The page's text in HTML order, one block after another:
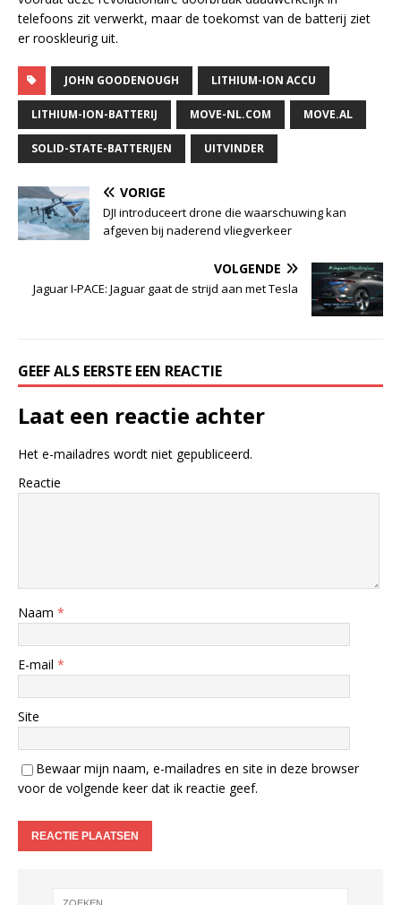
telefoons zit verwerkt, maar de toekomst van de batterij ziet
er rooskleurig uit.
JOHN GOODENOUGH LITHIUM-ION ACCU
LITHIUM-ION-BATTERIJ MOVE-NL.COM MOVE.AL
SOLID-STATE-BATTERIJEN UITVINDER
VORIGE
DJI introduceert drone die waarschuwing kan
afgeven bij naderend vliegverkeer
VOLGENDE
Jaguar I-PACE: Jaguar gaat de strijd aan met Tesla
GEEF ALS EERSTE EEN REACTIE
Laat een reactie achter
Het e-mailadres wordt niet gepubliceerd.
Reactie
Naam *
E-mail *
Site
Bewaar mijn naam, e-mailadres en site in deze browser
voor de volgende keer dat ik reactie geef.